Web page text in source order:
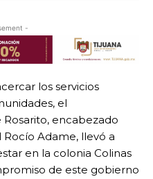
-
los servicios
el
encabezado
Adame, llevó a
en la colonia Colinas
de este gobierno